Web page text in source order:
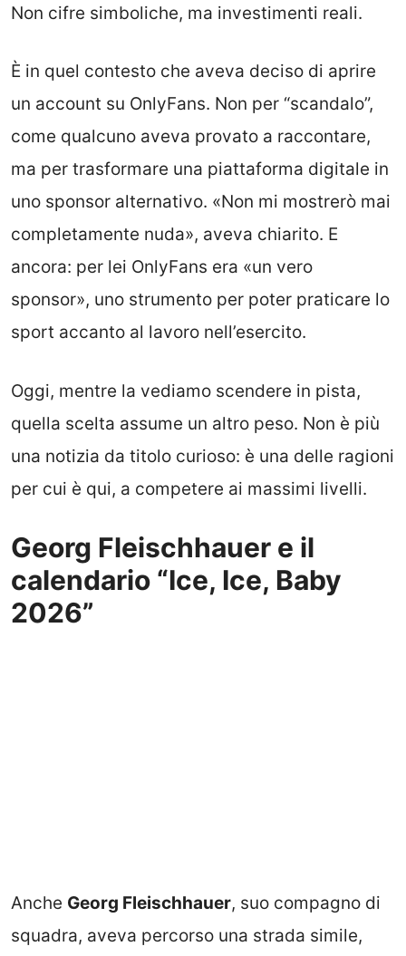
Non cifre simboliche, ma investimenti reali.
È in quel contesto che aveva deciso di aprire
un account su OnlyFans. Non per “scandalo”,
come qualcuno aveva provato a raccontare,
ma per trasformare una piattaforma digitale in
uno sponsor alternativo. «Non mi mostrerò mai
completamente nuda», aveva chiarito. E
ancora: per lei OnlyFans era «un vero
sponsor», uno strumento per poter praticare lo
sport accanto al lavoro nell’esercito.
Oggi, mentre la vediamo scendere in pista,
quella scelta assume un altro peso. Non è più
una notizia da titolo curioso: è una delle ragioni
per cui è qui, a competere ai massimi livelli.
Georg Fleischhauer e il
calendario “Ice, Ice, Baby
2026”
Anche Georg Fleischhauer, suo compagno di
squadra, aveva percorso una strada simile,